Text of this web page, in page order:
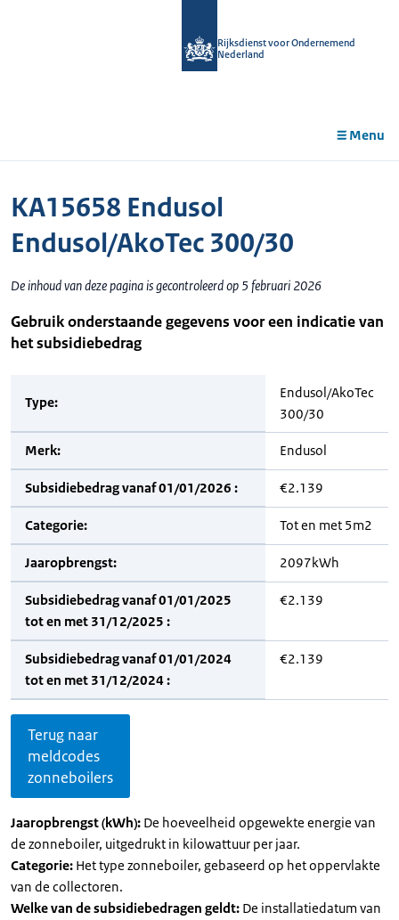
Rijksdienst voor Ondernemend
Nederland
Menu
KA15658 Endusol
Endusol/AkoTec 300/30
De inhoud van deze pagina is gecontroleerd op 5 februari 2026
Gebruik onderstaande gegevens voor een indicatie van
het subsidiebedrag
Type:
Endusol/AkoTec
300/30
Merk: Endusol
Subsidiebedrag vanaf 01/01/2026 : €2.139
Categorie: Tot en met 5m2
Jaaropbrengst: 2097kWh
Subsidiebedrag vanaf 01/01/2025
tot en met 31/12/2025 :
€2.139
Subsidiebedrag vanaf 01/01/2024
tot en met 31/12/2024 :
€2.139
Terug naar
meldcodes
zonneboilers
Jaaropbrengst (kWh): De hoeveelheid opgewekte energie van
de zonneboiler, uitgedrukt in kilowattuur per jaar.
Categorie: Het type zonneboiler, gebaseerd op het oppervlakte
van de collectoren.
Welke van de subsidiebedragen geldt: De installatiedatum van